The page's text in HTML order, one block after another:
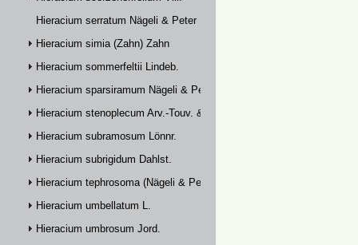
Hieracium serratum Nägeli & Peter
Hieracium simia (Zahn) Zahn
Hieracium sommerfeltii Lindeb.
Hieracium sparsiramum Nägeli & Peter
Hieracium stenoplecum Arv.-Touv. & Huter
Hieracium subramosum Lönnr.
Hieracium subrigidum Dahlst.
Hieracium tephrosoma (Nägeli & Peter) Zahn
Hieracium umbellatum L.
Hieracium umbrosum Jord.